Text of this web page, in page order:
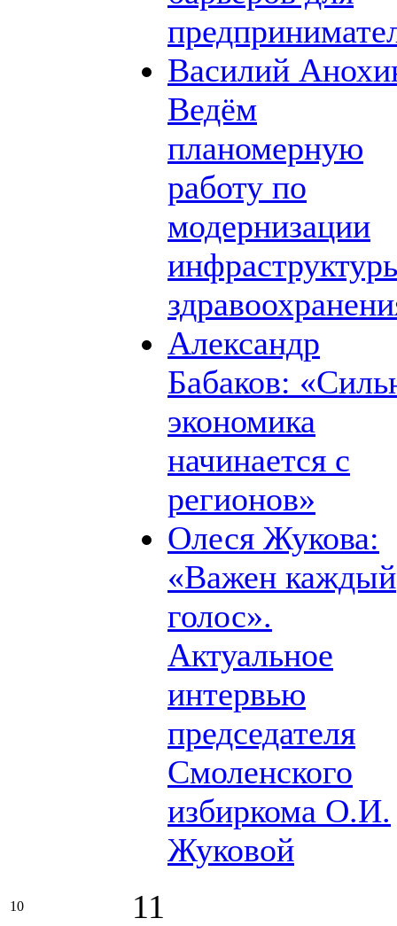
Василий
Ведём
планомерную
работу по
модернизации
Александр
Бабаков:
экономика
начинается с
регионов»
Олеся Жукова:
«Важен каждый
голос».
Актуальное
интервью
председателя
Смоленского
избиркома О.И.
Жуковой
10 11